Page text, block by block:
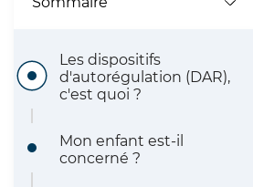
'
A
Les dispositifs
d'autorégulation (DAR),
c'est quoi ?
Mon enfant est-il
concerné ?